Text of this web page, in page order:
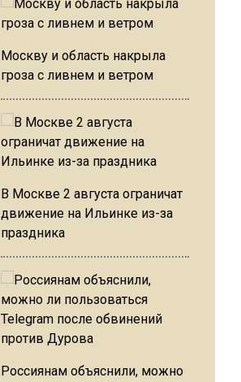
Москву и область накрыла
гроза с ливнем и ветром
В Москве 2 августа ограничат
движение на Ильинке из-за
праздника
Россиянам объяснили, можно